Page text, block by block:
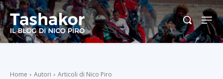
Home Autori Articoli di Nico Piro